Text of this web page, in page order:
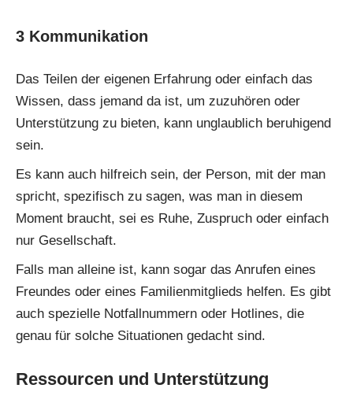
3 Kommunikation
Das Teilen der eigenen Erfahrung oder einfach das
Wissen, dass jemand da ist, um zuzuhören oder
Unterstützung zu bieten, kann unglaublich beruhigend
sein.
Es kann auch hilfreich sein, der Person, mit der man
spricht, spezifisch zu sagen, was man in diesem
Moment braucht, sei es Ruhe, Zuspruch oder einfach
nur Gesellschaft.
Falls man alleine ist, kann sogar das Anrufen eines
Freundes oder eines Familienmitglieds helfen. Es gibt
auch spezielle Notfallnummern oder Hotlines, die
genau für solche Situationen gedacht sind.
Ressourcen und Unterstützung